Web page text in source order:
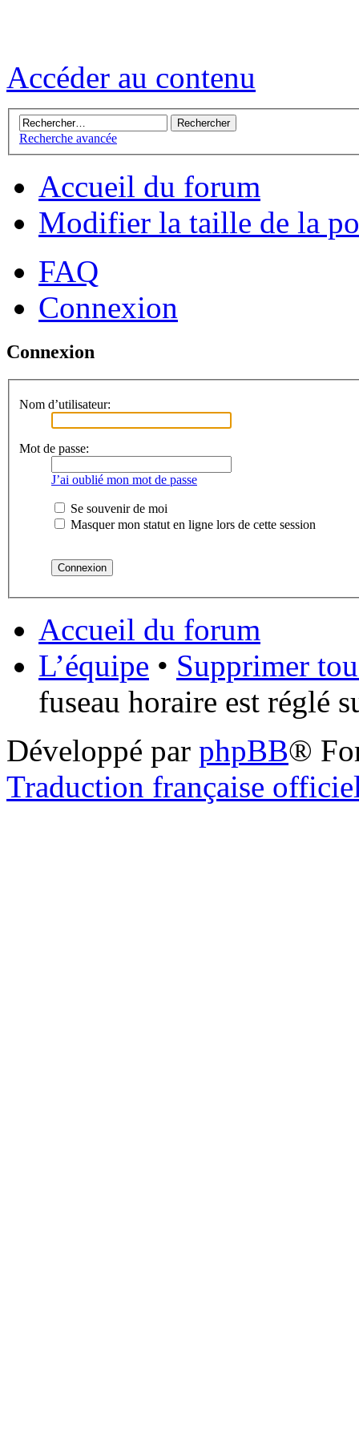
Accéder au contenu
Recherche avancée
Accueil du forum
Modifier la taille de la
FAQ
Connexion
Connexion
Nom d’utilisateur:
Mot de passe:
J’ai oublié mon mot de passe
Se souvenir de moi
Masquer mon statut en ligne lors de cette session
Accueil du forum
L’équipe • Supprimer
fuseau horaire est réglé
Développé par phpBB®
Traduction française